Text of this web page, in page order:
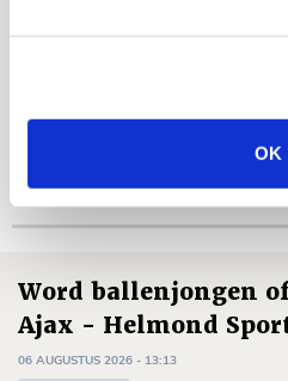
OK
Net binnen //
Word ballenjongen
Ajax - Helmond
06 AUGUSTUS 2026 - 13:13